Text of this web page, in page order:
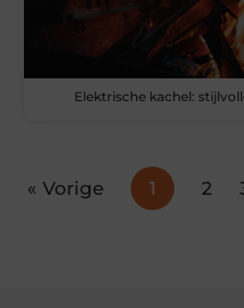
Elektrische kachel:
« Vorige 1 2